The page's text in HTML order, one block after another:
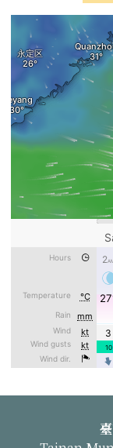
頁尾區域